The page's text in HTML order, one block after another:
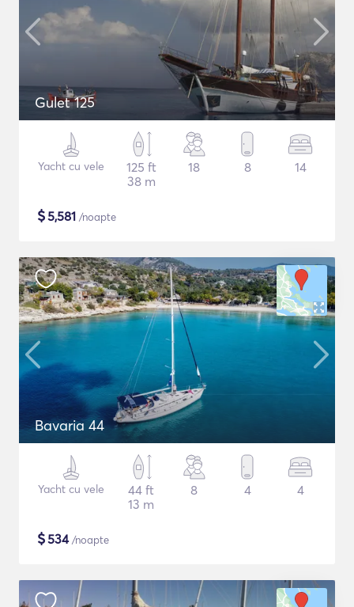
Gulet 125
Yacht cu vele
125 ft
38 m
18 8 14
$5,581 /noapte
Bavaria 44
Yacht cu vele
44 ft
13 m
8 4 4
$534/noapte